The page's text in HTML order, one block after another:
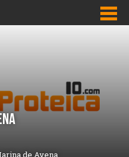
de peso
de Avena